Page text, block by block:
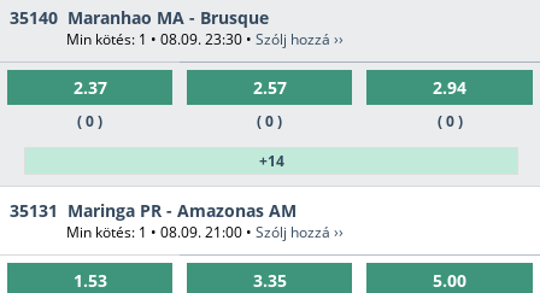
35140 Maranhao MA - Brusque
Min kötés: 1 • 08.09. 23:30 • Szólj hozzá ››
2.37
( 0 )
2.57
( 0 )
2.94
( 0 )
+14
35131 Maringa PR - Amazonas AM
Min kötés: 1 • 08.09. 21:00 • Szólj hozzá ››
1.53 3.35 5.00